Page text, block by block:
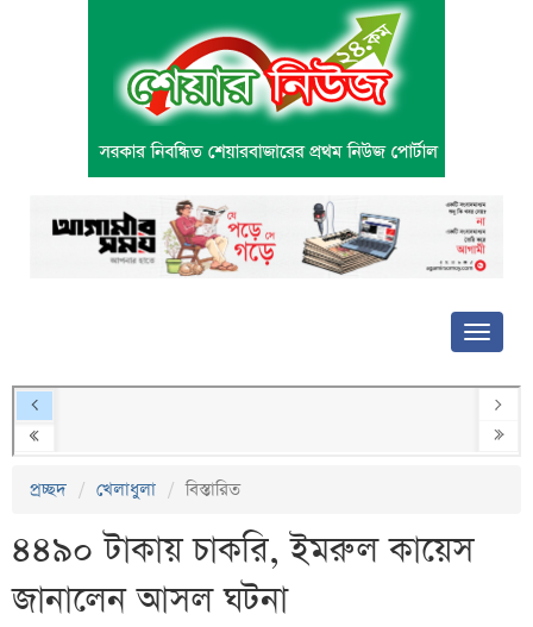
প্রচ্ছদ খেলাধুলা বিস্তারিত
৪৪৯০ টাকায় চাকরি, ইমরুল কায়েস
জানালেন আসল ঘটনা